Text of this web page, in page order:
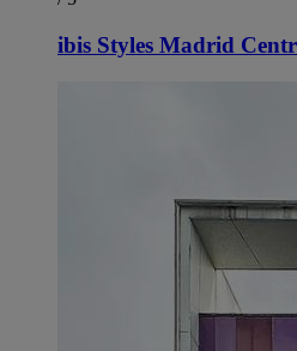
ibis Styles Madrid